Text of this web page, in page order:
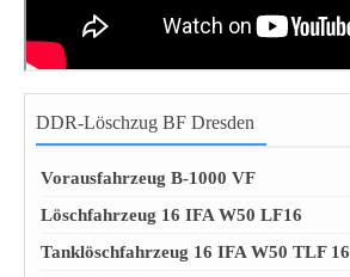
DDR-Löschzug BF Dresden
Vorausfahrzeug B-1000 VF
Löschfahrzeug 16 IFA W50 LF16
Tanklöschfahrzeug 16 IFA W50 TLF 16